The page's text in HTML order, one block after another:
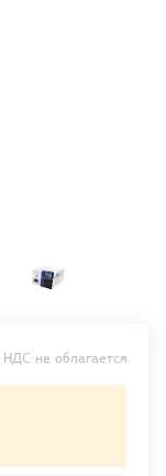
НДС не облагается